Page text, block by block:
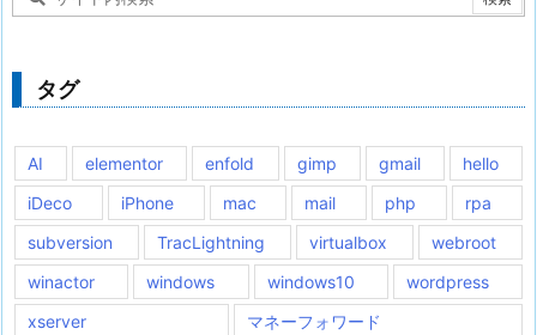
タグ
AI elementor enfold gimp gmail
hello
iDeco
iPhone mac mail php
rpa
subversion
TracLightning virtualbox
webroot
winactor
windows windows10
wordpress
xserver
マネーフォワード